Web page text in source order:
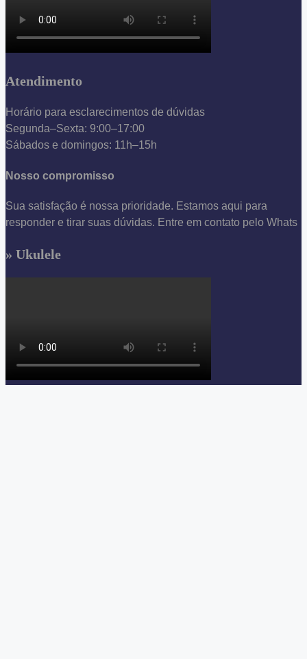
Atendimento
Horário para esclarecimentos de dúvidas
Segunda–Sexta: 9:00–17:00
Sábados e domingos: 11h–15h
Nosso compromisso
Sua satisfação é nossa prioridade. Estamos aqui para
responder e tirar suas dúvidas. Entre em contato pelo Whats
» Ukulele